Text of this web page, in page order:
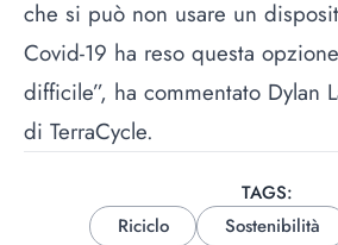
che si può non usare un
Covid-19 ha reso questa
difficile”, ha commentato Dylan
di TerraCycle.
TAGS:
Riciclo
Sostenibilità